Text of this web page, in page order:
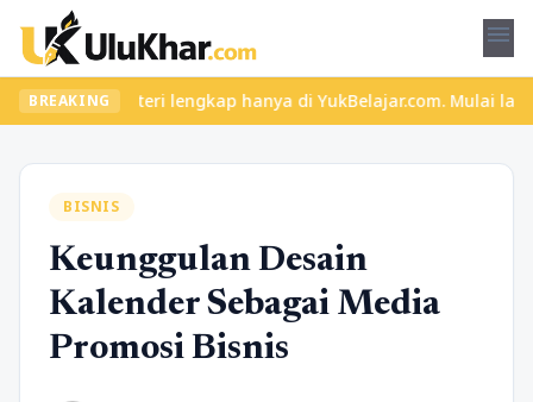
menu
BREAKINGlengkap hanya di YukBelajar.com. Mulai langkah
BISNIS
Keunggulan Desain
Kalender Sebagai Media
Promosi Bisnis